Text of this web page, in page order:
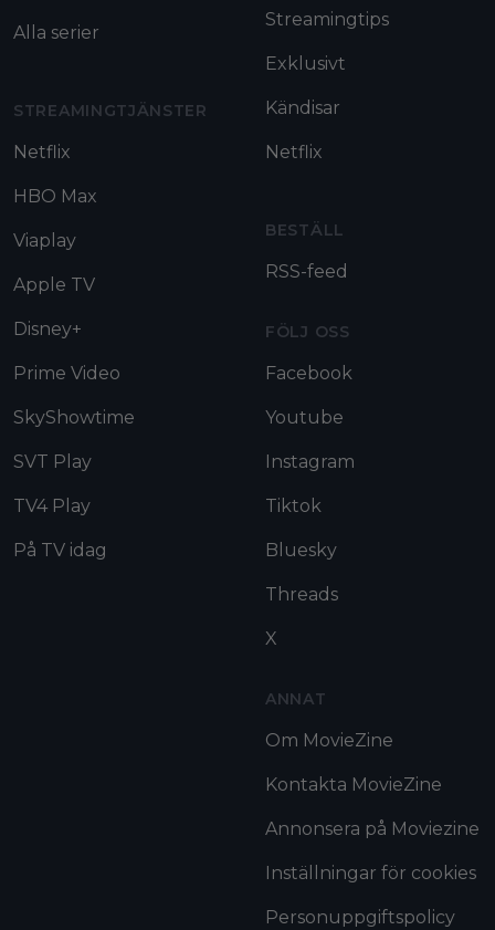
Alla serier
STREAMINGTJÄNSTER
Netflix
HBO Max
Viaplay
Apple TV
Disney+
Prime Video
SkyShowtime
SVT Play
TV4 Play
På TV idag
Streamingtips
Exklusivt
Kändisar
Netflix
BESTÄLL
RSS-feed
FÖLJ OSS
Facebook
Youtube
Instagram
Tiktok
Bluesky
Threads
X
ANNAT
Om MovieZine
Kontakta MovieZine
Annonsera på Moviezine
Inställningar för cookies
Personuppgiftspolicy